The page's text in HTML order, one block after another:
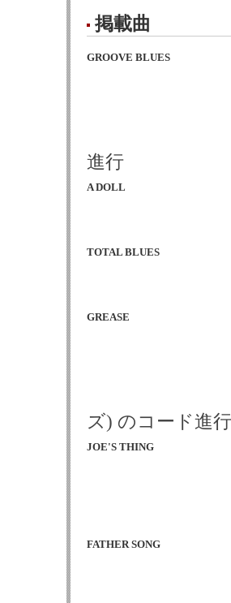
掲載曲
GROOVE BLUES
進行
A DOLL
TOTAL BLUES
GREASE
ズ) のコード進行
JOE'S THING
FATHER SONG